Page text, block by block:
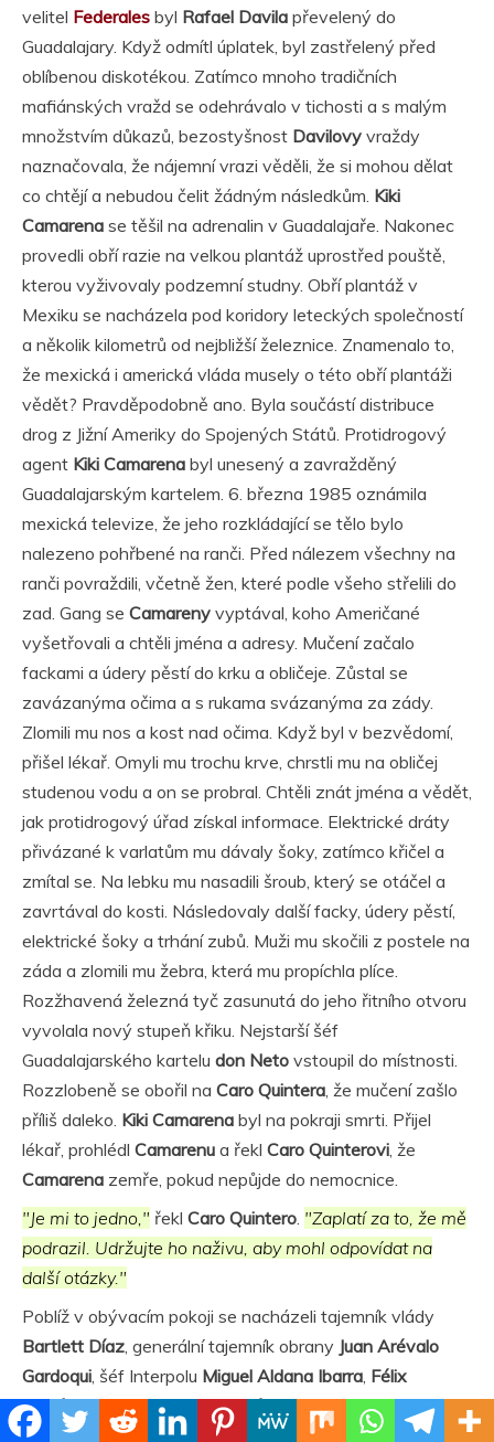
velitel Federales byl Rafael Davila převelený do
Guadalajary. Když odmítl úplatek, byl zastřelený před
oblíbenou diskotékou. Zatímco mnoho tradičních
mafiánských vražd se odehrávalo v tichosti a s malým
množstvím důkazů, bezostyšnost Davilovy vraždy
naznačovala, že nájemní vrazi věděli, že si mohou dělat
co chtějí a nebudou čelit žádným následkům. Kiki
Camarena se těšil na adrenalin v Guadalajaře. Nakonec
provedli obří razie na velkou plantáž uprostřed pouště,
kterou vyživovaly podzemní studny. Obří plantáž v
Mexiku se nacházela pod koridory leteckých společností
a několik kilometrů od nejbližší železnice. Znamenalo to,
že mexická i americká vláda musely o této obří plantáži
vědět? Pravděpodobně ano. Byla součástí distribuce
drog z Jižní Ameriky do Spojených Států. Protidrogový
agent Kiki Camarena byl unesený a zavražděný
Guadalajarským kartelem. 6. března 1985 oznámila
mexická televize, že jeho rozkládající se tělo bylo
nalezeno pohřbené na ranči. Před nálezem všechny na
ranči povraždili, včetně žen, které podle všeho střelili do
zad. Gang se Camareny vyptával, koho Američané
vyšetřovali a chtěli jména a adresy. Mučení začalo
fackami a údery pěstí do krku a obličeje. Zůstal se
zavázanýma očima a s rukama svázanýma za zády.
Zlomili mu nos a kost nad očima. Když byl v bezvědomí,
přišel lékař. Omyli mu trochu krve, chrstli mu na obličej
studenou vodu a on se probral. Chtěli znát jména a vědět,
jak protidrogový úřad získal informace. Elektrické dráty
přivázané k varlatům mu dávaly šoky, zatímco křičel a
zmítal se. Na lebku mu nasadili šroub, který se otáčel a
zavrtával do kosti. Následovaly další facky, údery pěstí,
elektrické šoky a trhání zubů. Muži mu skočili z postele na
záda a zlomili mu žebra, která mu propíchla plíce.
Rozžhavená železná tyč zasunutá do jeho řitního otvoru
vyvolala nový stupeň křiku. Nejstarší šéf
Guadalajarského kartelu don Neto vstoupil do místnosti.
Rozzlobeně se obořil na Caro Quintera, že mučení zašlo
příliš daleko. Kiki Camarena byl na pokraji smrti. Přijel
lékař, prohlédl Camarenu a řekl Caro Quinterovi, že
Camarena zemře, pokud nepůjde do nemocnice.
"Je mi to jedno," řekl Caro Quintero. "Zaplatí za to, že mě
podrazil. Udržujte ho naživu, aby mohl odpovídat na
další otázky."
Poblíž v obývacím pokoji se nacházeli tajemník vlády
Bartlett Díaz, generální tajemník obrany Juan Arévalo
Gardoqui, šéf Interpolu Miguel Aldana Ibarra, Félix
RodríguezzeCIAaJuan Ramón Matta-Ballesteros,
honduraský překupník a majitel letecké společnosti, který